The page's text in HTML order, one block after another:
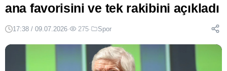
ana favorisini ve tek rakibini açıkladı
17:38 / 09.07.2026· 275· Spor